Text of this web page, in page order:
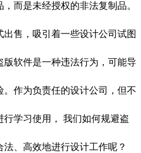
而是未经授权的非法复制品。
售，吸引着一些设计公司试图
软件是一种违法行为，可能导
作为负责任的设计公司，但不
学习使用， 我们如何规避盗
、高效地进行设计工作呢？